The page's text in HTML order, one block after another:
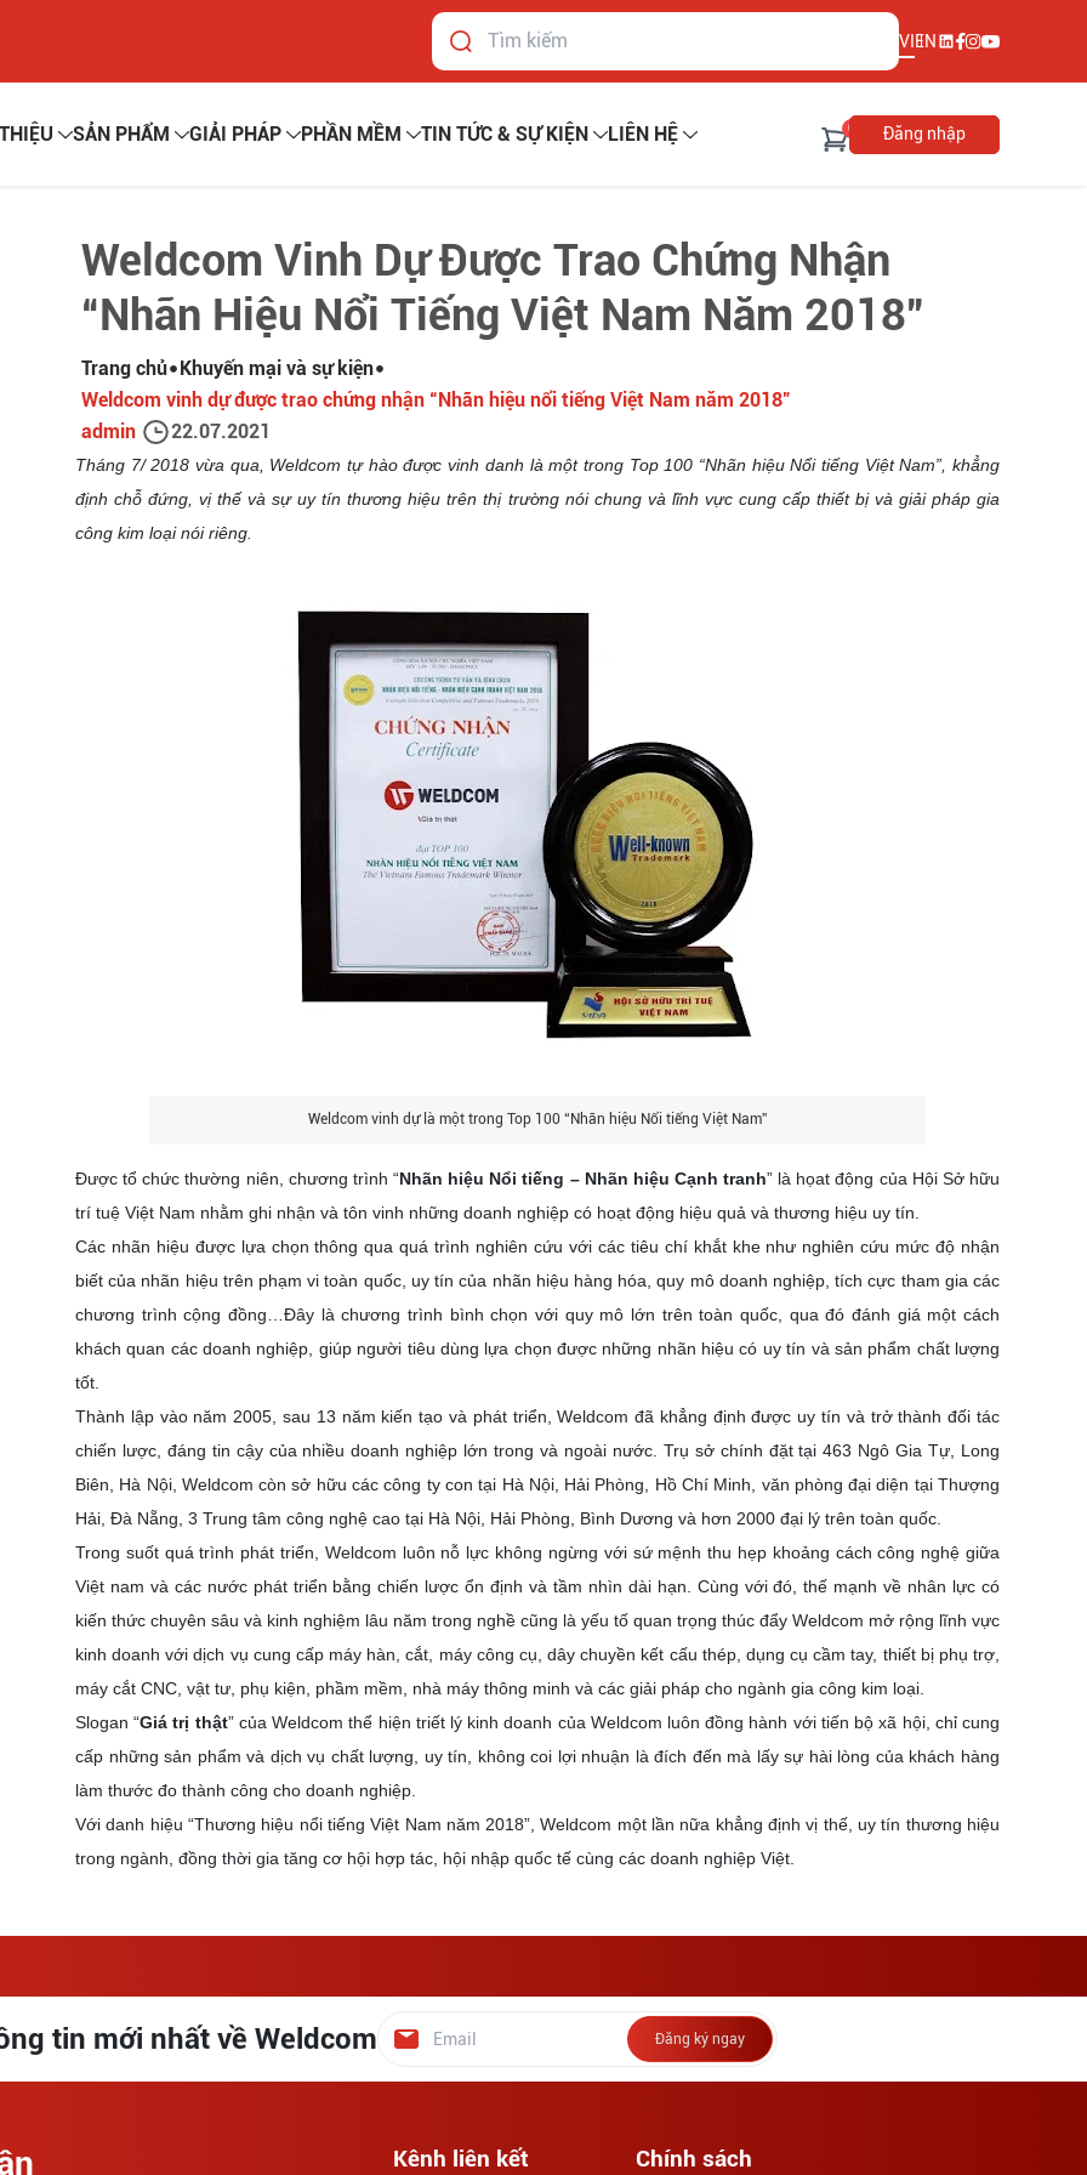
VIEN
SẢN PHẨM GIẢI PHÁP PHẦN MỀM TIN TỨC & SỰ KIỆN LIÊN HỆ 0 Đăng nhập
Weldcom Vinh Dự Được Trao Chứng Nhận
“Nhãn Hiệu Nổi Tiếng Việt Nam Năm 2018”
Trang chủ Khuyến mại và sự kiện
Weldcom vinh dự được trao chứng nhận “Nhãn hiệu nổi tiếng Việt Nam năm 2018”
admin
22.07.2021
Tháng 7/ 2018 vừa qua, Weldcom tự hào được vinh danh là một trong Top 100 “Nhãn hiệu Nổi tiếng Việt Nam”, khẳng
định chỗ đứng, vị thế và sự uy tín thương hiệu trên thị trường nói chung và lĩnh vực cung cấp thiết bị và giải pháp gia
công kim loại nói riêng.
Weldcom vinh dự là một trong Top 100 “Nhãn hiệu Nổi tiếng Việt Nam”
Được tổ chức thường niên, chương trình “Nhãn hiệu Nổi tiếng – Nhãn hiệu Cạnh tranh” là họat động của Hội Sở hữu
trí tuệ Việt Nam nhằm ghi nhận và tôn vinh những doanh nghiệp có hoạt động hiệu quả và thương hiệu uy tín.
Các nhãn hiệu được lựa chọn thông qua quá trình nghiên cứu với các tiêu chí khắt khe như nghiên cứu mức độ nhận
biết của nhãn hiệu trên phạm vi toàn quốc, uy tín của nhãn hiệu hàng hóa, quy mô doanh nghiệp, tích cực tham gia các
chương trình cộng đồng…Đây là chương trình bình chọn với quy mô lớn trên toàn quốc, qua đó đánh giá một cách
khách quan các doanh nghiệp, giúp người tiêu dùng lựa chọn được những nhãn hiệu có uy tín và sản phẩm chất lượng
tốt.
Thành lập vào năm 2005, sau 13 năm kiến tạo và phát triển, Weldcom đã khẳng định được uy tín và trở thành đối tác
chiến lược, đáng tin cậy của nhiều doanh nghiệp lớn trong và ngoài nước. Trụ sở chính đặt tại 463 Ngô Gia Tự, Long
Biên, Hà Nội, Weldcom còn sở hữu các công ty con tại Hà Nội, Hải Phòng, Hồ Chí Minh, văn phòng đại diện tại Thượng
Hải, Đà Nẵng, 3 Trung tâm công nghệ cao tại Hà Nội, Hải Phòng, Bình Dương và hơn 2000 đại lý trên toàn quốc.
Trong suốt quá trình phát triển, Weldcom luôn nỗ lực không ngừng với sứ mệnh thu hẹp khoảng cách công nghệ giữa
Việt nam và các nước phát triển bằng chiến lược ổn định và tầm nhìn dài hạn. Cùng với đó, thế mạnh về nhân lực có
kiến thức chuyên sâu và kinh nghiệm lâu năm trong nghề cũng là yếu tố quan trọng thúc đẩy Weldcom mở rộng lĩnh vực
kinh doanh với dịch vụ cung cấp máy hàn, cắt, máy công cụ, dây chuyền kết cấu thép, dụng cụ cầm tay, thiết bị phụ trợ,
máy cắt CNC, vật tư, phụ kiện, phầm mềm, nhà máy thông minh và các giải pháp cho ngành gia công kim loại.
Slogan “Giá trị thật” của Weldcom thể hiện triết lý kinh doanh của Weldcom luôn đồng hành với tiến bộ xã hội, chỉ cung
cấp những sản phẩm và dịch vụ chất lượng, uy tín, không coi lợi nhuận là đích đến mà lấy sự hài lòng của khách hàng
làm thước đo thành công cho doanh nghiệp.
Với danh hiệu “Thương hiệu nổi tiếng Việt Nam năm 2018”, Weldcom một lần nữa khẳng định vị thế, uy tín thương hiệu
trong ngành, đồng thời gia tăng cơ hội hợp tác, hội nhập quốc tế cùng các doanh nghiệp Việt.
tin mới nhất về Weldcom Đăng ký ngay
Kênh liên kết Chính sách